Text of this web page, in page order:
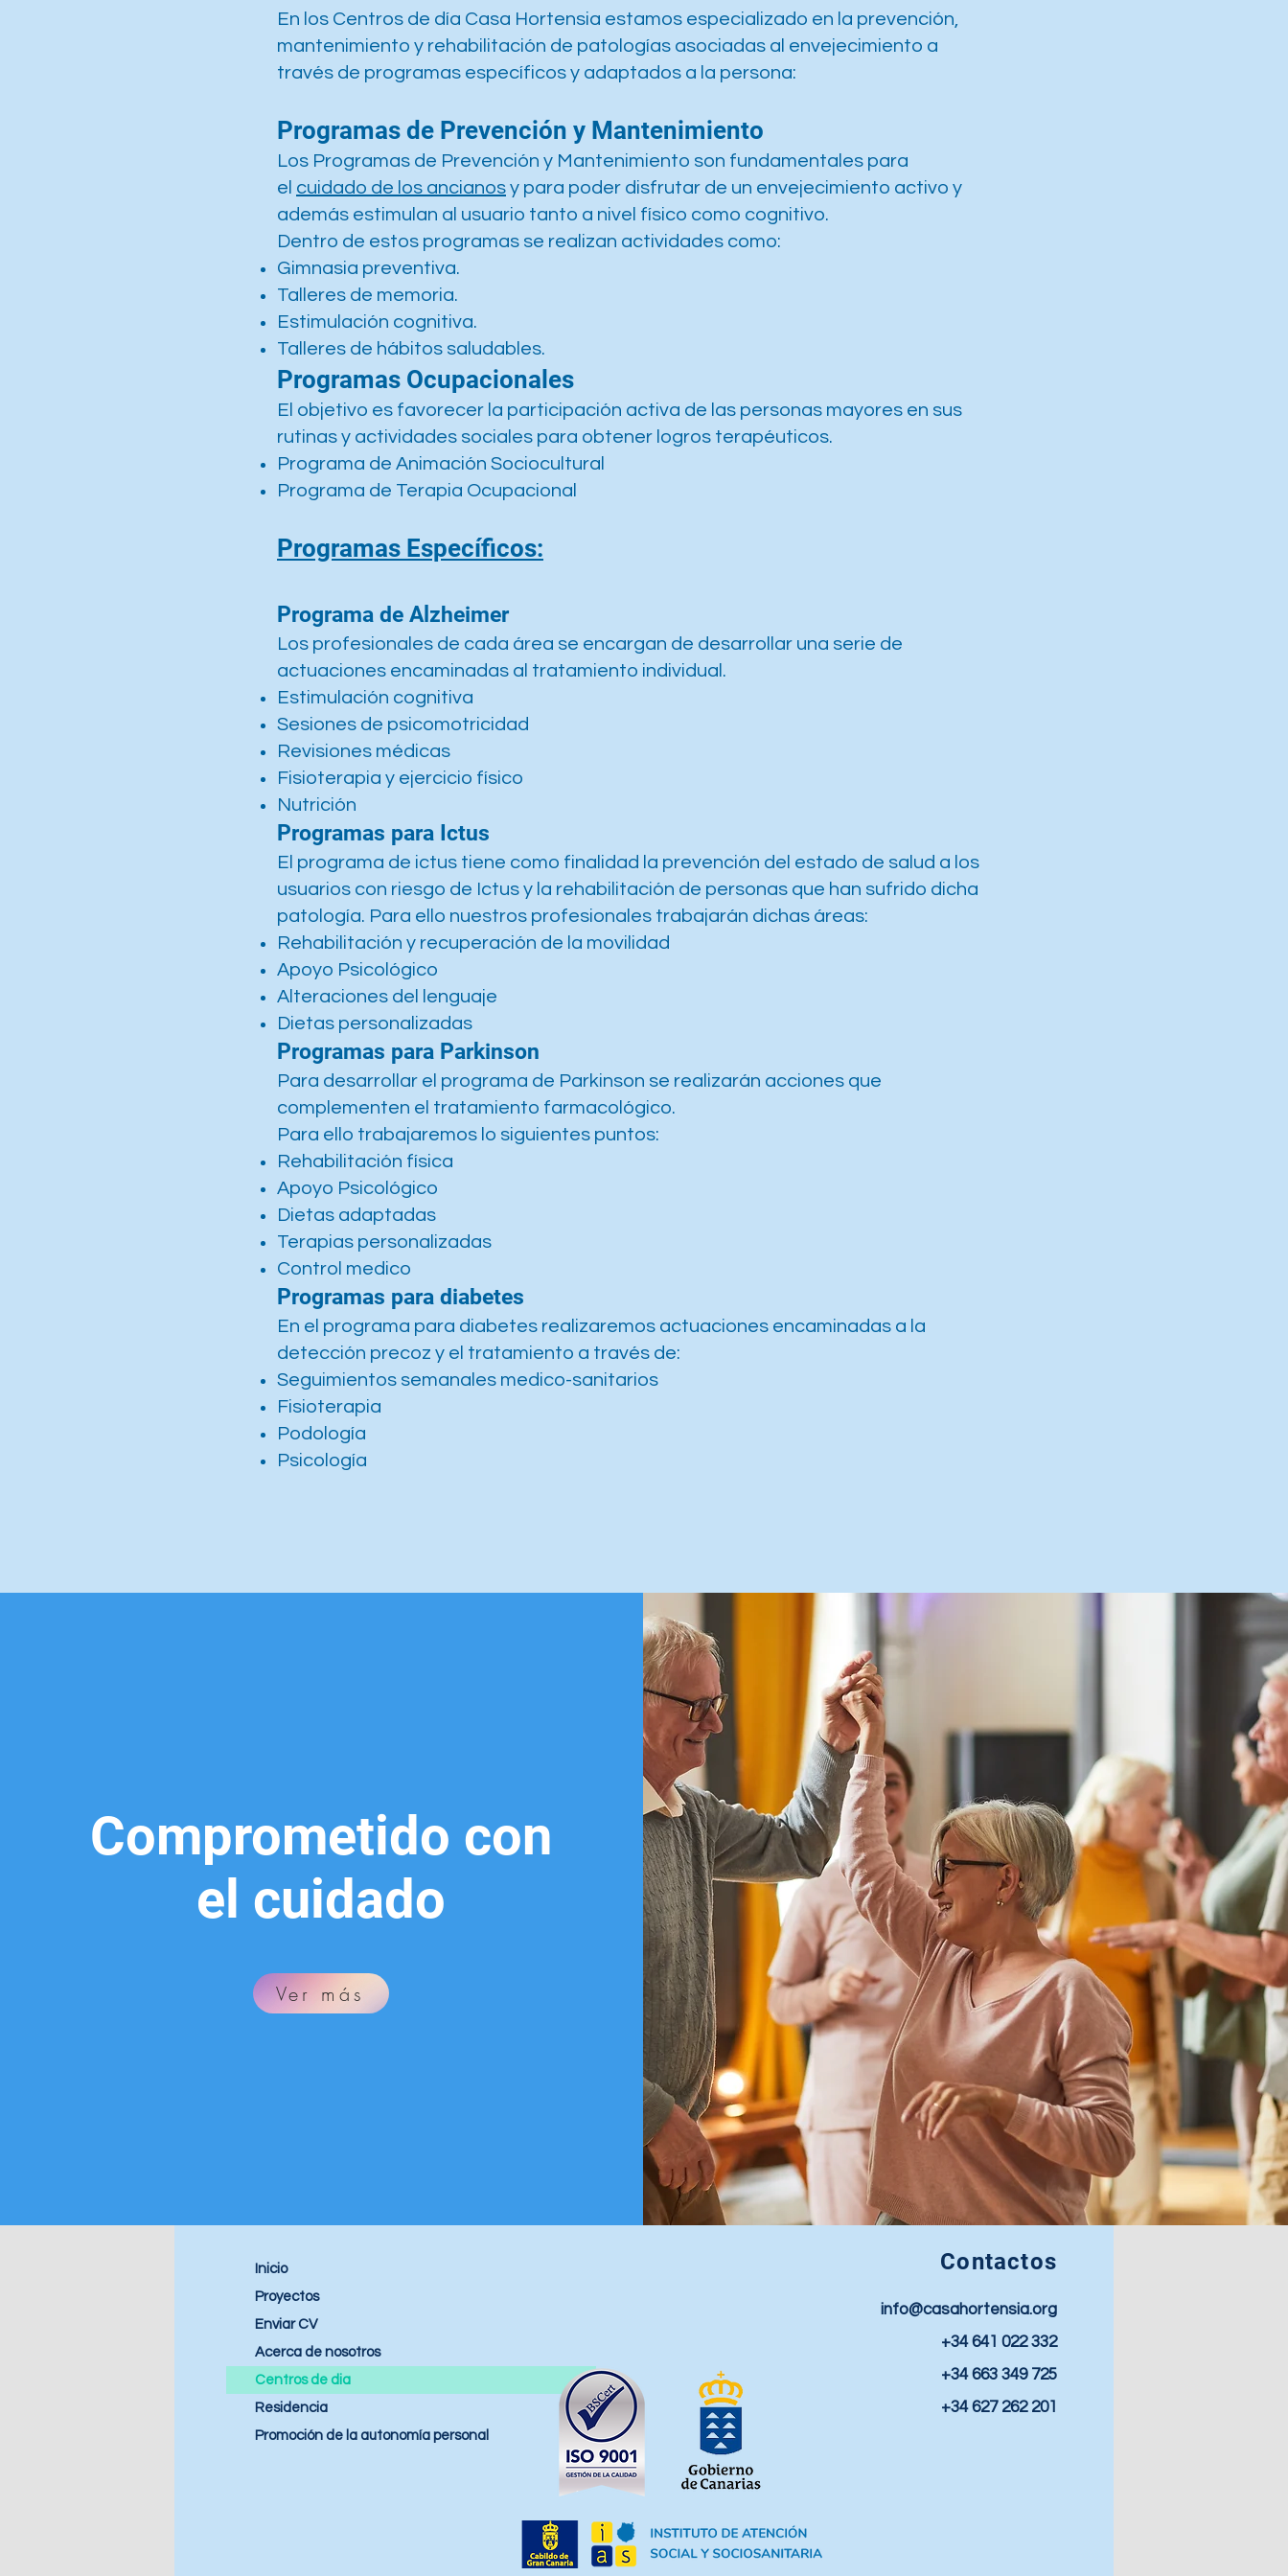
En los Centros de día Casa Hortensia estamos especializado en la prevención,
mantenimiento y rehabilitación de patologías asociadas al envejecimiento a
través de programas específicos y adaptados a la persona:
Programas de Prevención y Mantenimiento
Los Programas de Prevención y Mantenimiento son fundamentales para
el cuidado de los ancianos y para poder disfrutar de un envejecimiento activo y
además estimulan al usuario tanto a nivel físico como cognitivo.
Dentro de estos programas se realizan actividades como:
Gimnasia preventiva.
Talleres de memoria.
Estimulación cognitiva.
Talleres de hábitos saludables.
Programas Ocupacionales
El objetivo es favorecer la participación activa de las personas mayores en sus
rutinas y actividades sociales para obtener logros terapéuticos.
Programa de Animación Sociocultural
Programa de Terapia Ocupacional
Programas Específicos:
Programa de Alzheimer
Los profesionales de cada área se encargan de desarrollar una serie de
actuaciones encaminadas al tratamiento individual.
Estimulación cognitiva
Sesiones de psicomotricidad
Revisiones médicas
Fisioterapia y ejercicio físico
Nutrición
Programas para Ictus
El programa de ictus tiene como finalidad la prevención del estado de salud a los
usuarios con riesgo de Ictus y la rehabilitación de personas que han sufrido dicha
patología. Para ello nuestros profesionales trabajarán dichas áreas:
Rehabilitación y recuperación de la movilidad
Apoyo Psicológico
Alteraciones del lenguaje
Dietas personalizadas
Programas para Parkinson
Para desarrollar el programa de Parkinson se realizarán acciones que
complementen el tratamiento farmacológico.
Para ello trabajaremos lo siguientes puntos:
Rehabilitación física
Apoyo Psicológico
Dietas adaptadas
Terapias personalizadas
Control medico
Programas para diabetes
En el programa para diabetes realizaremos actuaciones encaminadas a la
detección precoz y el tratamiento a través de:
Seguimientos semanales medico-sanitarios
Fisioterapia
Podología
Psicología
Comprometido con
el cuidado
Ver más
Inicio
Proyectos
Enviar CV
Acerca de nosotros
Centros de dia
Residencia
Promoción de la autonomía personal
Contactos
info@casahortensia.org
+34 641 022 332
+34 663 349 725
+34 627 262 201